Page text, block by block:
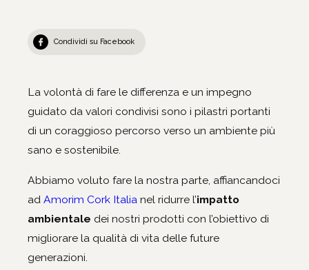
Condividi su Facebook
La volontà di fare le differenza e un impegno
guidato da valori condivisi sono i pilastri portanti
di un coraggioso percorso verso un ambiente più
sano e sostenibile.
Abbiamo voluto fare la nostra parte, affiancandoci
ad Amorim Cork Italia nel ridurre l’impatto
ambientale dei nostri prodotti con l’obiettivo di
migliorare la qualità di vita delle future
generazioni.